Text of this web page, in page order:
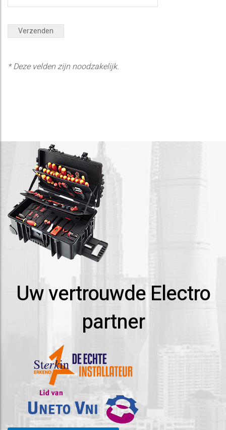
* Deze velden zijn noodzakelijk.
Uw vertrouwde Electro
partner